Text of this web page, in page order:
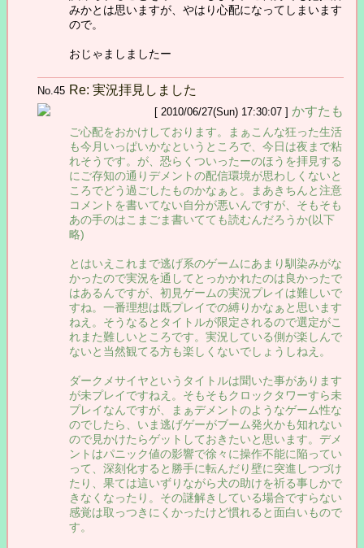
みかとは思いますが、やはり心配になってしまいます
ので。
おじゃましましたー
No.45 Re: 実況拝見しました
[ 2010/06/27(Sun) 17:30:07 ] かすたも
ご心配をおかけしております。まぁこんな狂った生活
も今月いっぱいかなというところで、今日は夜まで粘
れそうです。が、恐らくついったーのほうを拝見する
にご存知の通りデメントの配信環境が思わしくないと
ころでどう過ごしたものかなぁと。まあきちんと注意
コメントを書いてない自分が悪いんですが、そもそも
あの手のはこまごま書いてても読むんだろうか(以下
略)
とはいえこれまで逃げ系のゲームにあまり馴染みがな
かったので実況を通してとっかかれたのは良かったで
はあるんですが、初見ゲームの実況プレイは難しいで
すね。一番理想は既プレイでの縛りかなぁと思います
ねえ。そうなるとタイトルが限定されるので選定がこ
れまた難しいところです。実況している側が楽しんで
ないと当然観てる方も楽しくないでしょうしねえ。
ダークメサイヤというタイトルは聞いた事があります
が未プレイですねえ。そもそもクロックタワーすら未
プレイなんですが、まぁデメントのようなゲーム性な
のでしたら、いま逃げゲーがブーム発火かも知れない
ので見かけたらゲットしておきたいと思います。デメ
ントはパニック値の影響で徐々に操作不能に陥ってい
って、深刻化すると勝手に転んだり壁に突進しつづけ
たり、果ては這いずりながら犬の助けを祈る事しかで
きなくなったり。その謎解きしている場合ですらない
感覚は取っつきにくかったけど慣れると面白いもので
す。